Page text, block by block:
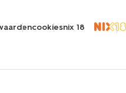
cookiesnix 18